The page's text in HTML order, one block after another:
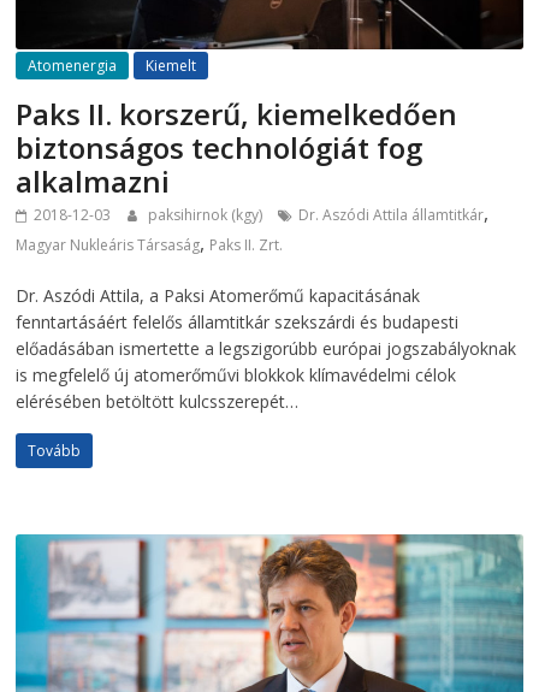
Atomenergia Kiemelt
Paks II. korszerű, kiemelkedően
biztonságos technológiát fog
alkalmazni
2018-12-03 paksihirnok (kgy) Dr. Aszódi Attila államtitkár,
Magyar Nukleáris Társaság, Paks II. Zrt.
Dr. Aszódi Attila, a Paksi Atomerőmű kapacitásának
fenntartásáért felelős államtitkár szekszárdi és budapesti
előadásában ismertette a legszigorúbb európai jogszabályoknak
is megfelelő új atomerőművi blokkok klímavédelmi célok
elérésében betöltött kulcsszerepét…
Tovább